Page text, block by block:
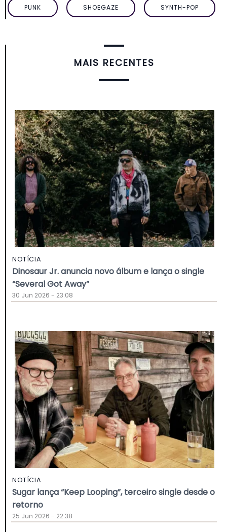
PUNK SHOEGAZE SYNTH-POP
MAIS RECENTES
NOTÍCIA
Dinosaur Jr. anuncia novo álbum e lança o single
“Several Got Away”
30 Jun 2026 - 23:08
NOTÍCIA
Sugar lança “Keep Looping”, terceiro single desde o
retorno
25 Jun 2026 - 22:38